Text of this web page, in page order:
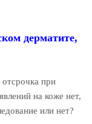
дерматите,
при
на коже нет,
или нет?